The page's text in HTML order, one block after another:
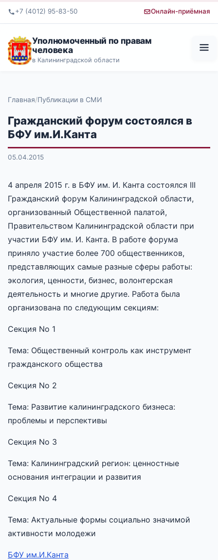
+7 (4012) 95-83-50 Онлайн-приёмная
Уполномоченный по правам
человека
в Калининградской области
Главная Публикации в СМИ
Гражданский форум состоялся в
БФУ им.И.Канта
05.04.2015
4 апреля 2015 г. в БФУ им. И. Канта состоялся III
Гражданский форум Калининградской области,
организованный Общественной палатой,
Правительством Калининградской области при
участии БФУ им. И. Канта. В работе форума
приняло участие более 700 общественников,
представляющих самые разные сферы работы:
экология, ценности, бизнес, волонтерская
деятельность и многие другие. Работа была
организована по следующим секциям:
Секция No 1
Тема: Общественный контроль как инструмент
гражданского общества
Секция No 2
Тема: Развитие калининградского бизнеса:
проблемы и перспективы
Секция No 3
Тема: Калининградский регион: ценностные
основания интеграции и развития
Секция No 4
Тема: Актуальные формы социально значимой
активности молодежи
БФУ им.И.Канта